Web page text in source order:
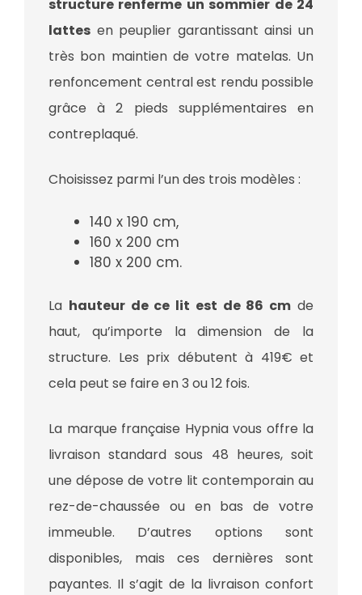
structure renferme un sommier de 24
lattes en peuplier garantissant ainsi un
très bon maintien de votre matelas. Un
renfoncement central est rendu possible
grâce à 2 pieds supplémentaires en
contreplaqué.
Choisissez parmi l’un des trois modèles :
140 x 190 cm,
160 x 200 cm
180 x 200 cm.
La hauteur de ce lit est de 86 cm de
haut, qu’importe la dimension de la
structure. Les prix débutent à 419€ et
cela peut se faire en 3 ou 12 fois.
La marque française Hypnia vous offre la
livraison standard sous 48 heures, soit
une dépose de votre lit contemporain au
rez-de-chaussée ou en bas de votre
immeuble. D’autres options sont
disponibles, mais ces dernières sont
payantes. Il s’agit de la livraison confort